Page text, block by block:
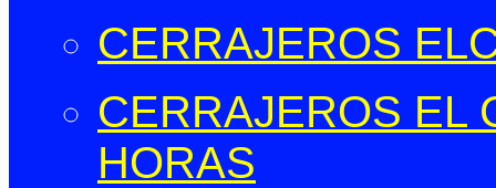
CERRAJEROS
CERRAJEROS EL
HORAS